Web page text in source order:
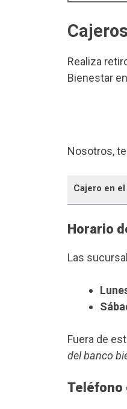
Realiza
Bienestar en
Nosotros,
Cajero en
Horario
Las
Fuera de
del banco
Teléfono